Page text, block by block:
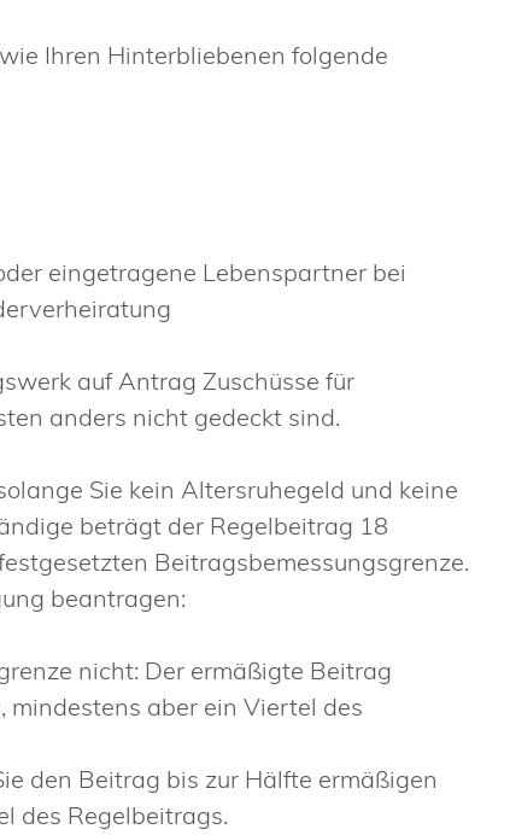
Ihren Hinterbliebenen folgende
eingetragene Lebenspartner bei
auf Antrag Zuschüsse für
anders nicht gedeckt sind.
Sie kein Altersruhegeld und keine
beträgt der Regelbeitrag 18
Beitragsbemessungsgrenze.
beantragen:
nicht: Der ermäßigte Beitrag
mindestens aber ein Viertel des
den Beitrag bis zur Hälfte ermäßigen
des Regelbeitrags.